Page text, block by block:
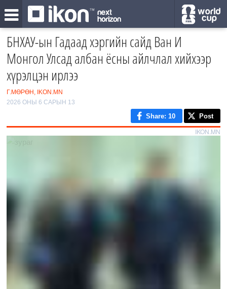
БНХАУ-ын Гадаад хэргийн сайд Ван И
Монгол Улсад албан ёсны айлчлал хийхээр
хүрэлцэн ирлээ
Г.МӨРӨН, IKON.MN
2026 ОНЫ 6 САРЫН 13
Share: 10 Post
IKON.MN